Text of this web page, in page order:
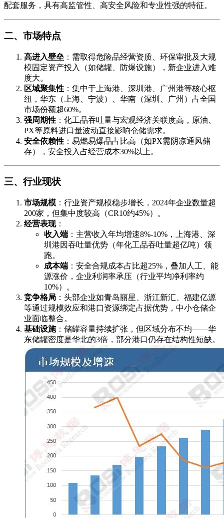
配套服务，具有高监管性、高安全风险和专业性强的特征。
二、市场特点
高进入壁垒 ：需取得危险品经营资质、环保审批及大规
模固定资产投入（如储罐、防爆设施），新企业进入难
度大。
区域聚集性 ：集中于上海港、深圳港、广州港等核心枢
纽，华东（上海、宁波）、华南（深圳、广州）占全国
市场份额超60%。
强周期性 ：化工品吞吐量与宏观经济关联度高，原油、
PX等原料进口量波动直接影响仓储需求。
安全依赖性 ：易燃易爆品占比高（如PX需阴凉通风储
存），安全投入占经营成本30%以上。
三、行业现状
市场规模 ：行业资产规模稳步增长，2024年企业数量超
200家，但集中度较高（CR10约45%）。
经营表现：
收入端 ：主营收入年均增速8%-10%，上海港、深
圳港因吞吐量优势（年化工品吞吐量超亿吨）领
跑。
成本端 ：安全合规成本占比超25%，叠加人工、能
源涨价，企业利润率承压（行业平均净利率约
10%）。
竞争格局 ：头部企业如青岛丽星、浙江新汇、福建亿源
等通过规模效应和港口资源绑定占据优势，中小仓储企
业面临整合。
基础设施：储罐容量持续扩张，但区域分布不均——华
东储罐密度是华北的3倍，部分港口仍存在结构性短缺。